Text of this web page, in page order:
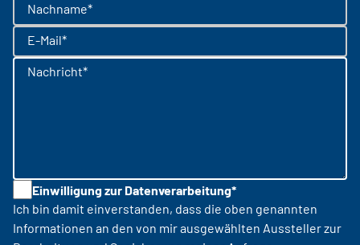
Nachname*
E-Mail*
Nachricht*
Einwilligung zur Datenverarbeitung*
Ich bin damit einverstanden, dass die oben genannten
Informationen an den von mir ausgewählten Aussteller zur